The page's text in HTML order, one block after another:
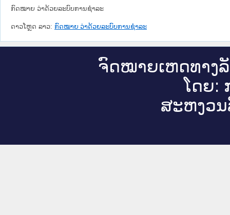
ກົດໝາຍ ວ່າດ້ວຍລະບົບການຊຳລະ
ດາວໂຫຼດ ລາວ: ກົດໝາຍ ວ່າດ້ວຍລະບົບການຊຳລະ
ຈົດ​ໝາຍ​ເຫດ​ທາງ​
ໂດຍ:
ສະ​ຫງວນ​